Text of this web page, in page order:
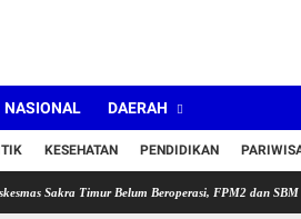
NASIONAL DAERAH
KESEHATAN PENDIDIKAN
Timur Belum Beroperasi, FPM2 dan SBM NTB